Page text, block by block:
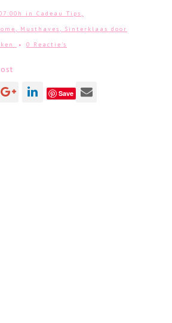
in Cadeau Tips ,
, Musthaves , Sinterklaas door
0 Reactie's
Save